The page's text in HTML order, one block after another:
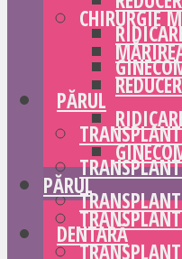
PĂRUL
DENTARĂ
CHIRURGIE
PĂRUL